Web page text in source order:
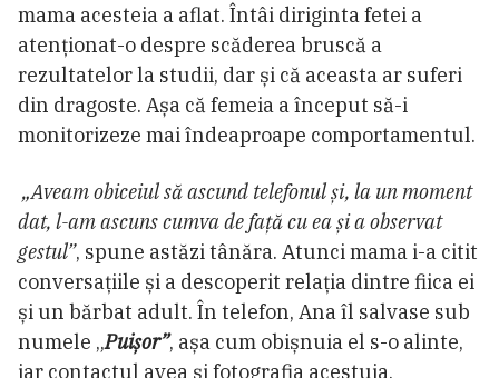
mama acesteia a aflat. Întâi diriginta fetei a
atenționat-o despre scăderea bruscă a
rezultatelor la studii, dar și că aceasta ar suferi
din dragoste. Așa că femeia a început să-i
monitorizeze mai îndeaproape comportamentul.
„Aveam obiceiul să ascund telefonul și, la un moment
dat, l-am ascuns cumva de față cu ea și a observat
gestul”, spune astăzi tânăra. Atunci mama i-a citit
conversațiile și a descoperit relația dintre fiica ei
și un bărbat adult. În telefon, Ana îl salvase sub
numele „Puișor”, așa cum obișnuia el s-o alinte,
iar contactul avea și fotografia acestuia.